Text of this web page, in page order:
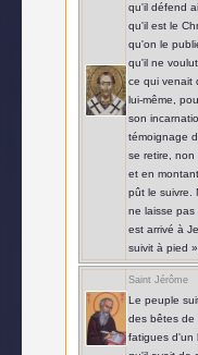
qu'il défend
qu'il est le
qu'on le
qu'il ne
ce qui venait
lui-même,
son
témoignage
se retire, non
et en
pût le suivre.
ne laisse pas
est arrivé à
suivit à pied
Saint Jérôme
Le peuple
des bêtes de
fatigues d'un